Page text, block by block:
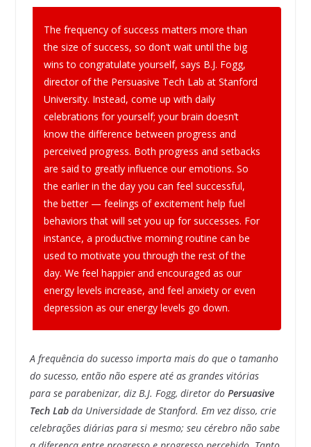
The frequency of success matters more than
the size of success, so don’t wait until the big
wins to congratulate yourself, says B.J. Fogg,
director of the Persuasive Tech Lab at Stanford
University. Instead, come up with daily
celebrations for yourself; your brain doesn’t
know the difference between progress and
perceived progress. Both progress and setbacks
are said to greatly influence our emotions. So
the earlier in the day you can feel successful,
the better — feelings of excitement help fuel
behaviors that will set you up for successes. For
instance, a productive morning routine can be
used to motivate you through the rest of the
day. We feel happier and encouraged as our
energy levels increase, and feel anxiety or even
depression as our energy levels go down.
A frequência do sucesso importa mais do que o tamanho
do sucesso, então não espere até as grandes vitórias
para se parabenizar, diz B.J. Fogg, diretor do Persuasive
Tech Labda Universidade de Stanford. Em vez disso, crie
celebrações diárias para si mesmo; seu cérebro não sabe